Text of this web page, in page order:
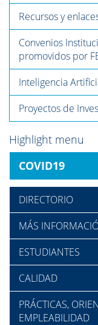
Recursos y
Convenios
promovidos por
Inteligencia
Proyectos de
Highlight menu
COVID19
DIRECTORIO
MÁS
ESTUDIANTES
CALIDAD
PRÁCTICAS,
EMPLEABILIDAD